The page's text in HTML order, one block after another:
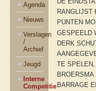
Agenda
Nieuws
Verslagen
/
Archief
Jeugd
Interne
Competitie
RANGLIJST
PUNTEN
GESPEELD
DERK
TE
BARRAGE